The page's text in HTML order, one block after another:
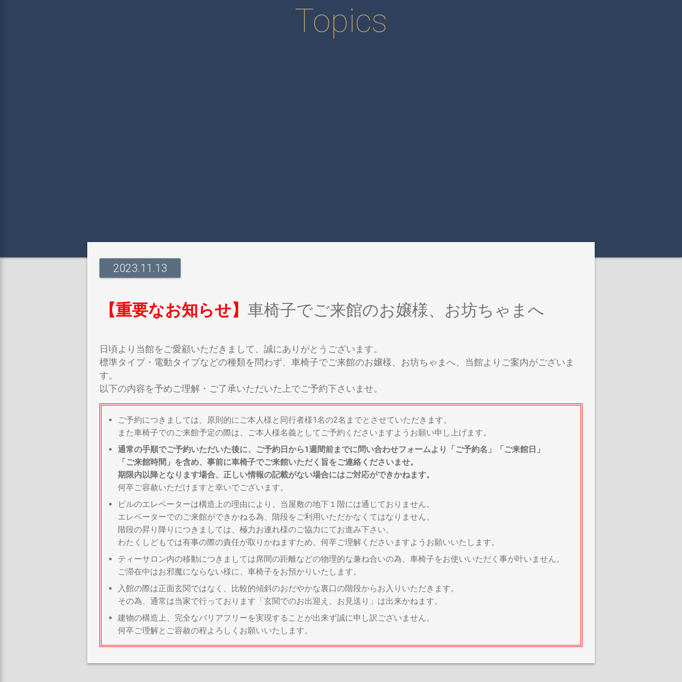
Topics
2023.11.13
【重要なお知らせ】 車椅子でご来館のお嬢様、お坊ちゃまへ
日頃より当館をご愛顧いただきまして、誠にありがとうございます。
標準タイプ・電動タイプなどの種類を問わず、車椅子でご来館のお嬢様、お坊ちゃまへ、当館よりご案内がございま
す。
以下の内容を予めご理解・ご了承いただいた上でご予約下さいませ。
ご予約につきましては、原則的にご本人様と同行者様1名の2名までとさせていただきます。
また車椅子でのご来館予定の際は、ご本人様名義としてご予約くださいますようお願い申し上げます。
通常の手順でご予約いただいた後に、ご予約日から1週間前までに問い合わせフォームより
「ご予約名」
「ご来館日」
「ご来館時間」 を含め、事前に車椅子でご来館いただく旨をご連絡くださいませ。
期限内以降となります場合、正しい情報の記載がない場合にはご対応ができかねます。
何卒ご容赦いただけますと幸いでございます。
ビルのエレベーターは構造上の理由により、当屋敷の地下１階には通じておりません。
エレベーターでのご来館ができかねる為、階段をご利用いただかなくてはなりません。
階段の昇り降りにつきましては、極力お連れ様のご協力にてお進み下さい。
わたくしどもでは有事の際の責任が取りかねますため、何卒ご理解くださいますようお願いいたします。
ティーサロン内の移動につきましては席間の距離などの物理的な兼ね合いの為、車椅子をお使いいただく事が叶いません。
ご滞在中はお邪魔にならない様に、車椅子をお預かりいたします。
入館の際は正面玄関ではなく、比較的傾斜のおだやかな裏口の階段からお入りいただきます。
その為、通常は当家で行っております「玄関でのお出迎え、お見送り」は出来かねます。
建物の構造上、完全なバリアフリーを実現することが出来ず誠に申し訳ございません。
何卒ご理解とご容赦の程よろしくお願いいたします。